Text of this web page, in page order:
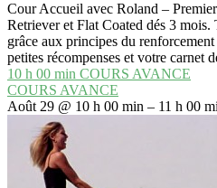
Cour Accueil avec Roland –
Retriever et Flat Coated dés 3 mois.
grâce aux principes du
petites récompenses et votre carnet
10 h 00 min COURS AVANCE
COURS AVANCE
Août 29 @ 10 h 00 min – 11 h 00